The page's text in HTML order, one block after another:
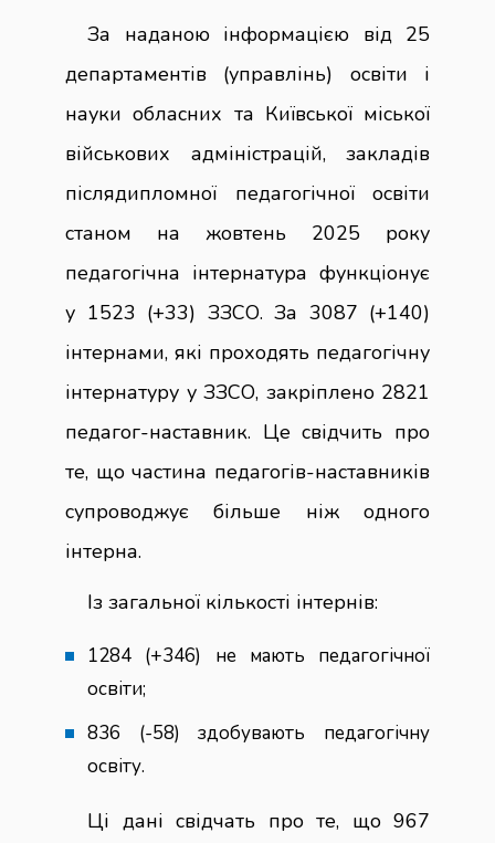
За наданою інформацією від 25
департаментів (управлінь) освіти і
науки обласних та Київської міської
військових адміністрацій, закладів
післядипломної педагогічної освіти
станом на жовтень 2025 року
педагогічна інтернатура функціонує
у 1523 (+33) ЗЗСО. За 3087 (+140)
інтернами, які проходять педагогічну
інтернатуру у ЗЗСО, закріплено 2821
педагог-наставник. Це свідчить про
те, що частина педагогів-наставників
супроводжує більше ніж одного
інтерна.
Із загальної кількості інтернів:
1284 (+346) не мають педагогічної
освіти;
836 (-58) здобувають педагогічну
освіту.
Ці дані свідчать про те, що 967